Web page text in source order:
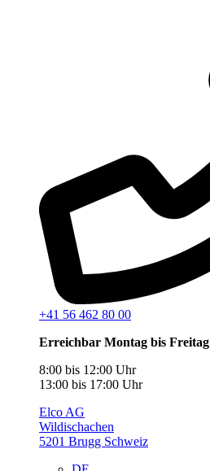
+41 56 462 80 00
Erreichbar Montag bis Freitag
8:00 bis 12:00 Uhr
13:00 bis 17:00 Uhr
Elco AG
Wildischachen
5201 Brugg Schweiz